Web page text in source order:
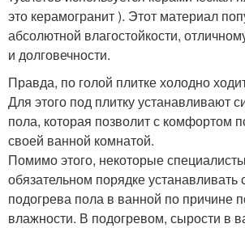
это керамогранит ). Этот материал
абсолютной влагостойкости,
и долговечности.
Правда, по голой плитке холодно
Для этого под плитку устанавливают
пола, которая позволит с комфортом
своей ванной комнатой.
Помимо этого, некоторые
обязательном порядке устанавливать
подогрева пола в ванной по причине
влажности. В подогревом, сырости в